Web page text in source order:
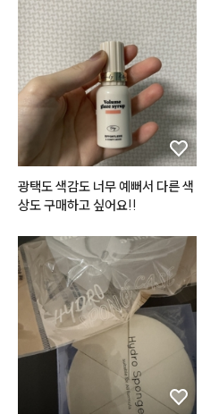
광택도 색감도 너무 예뻐서 다른 색
상도 구매하고 싶어요!!